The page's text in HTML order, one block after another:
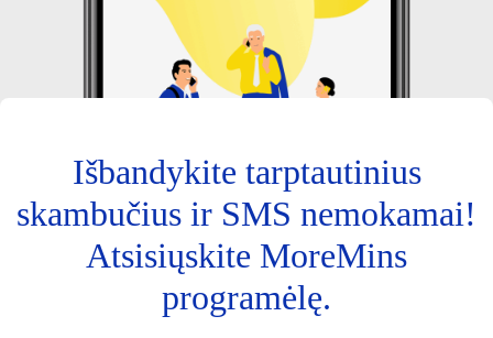
Išbandykite tarptautinius
skambučius ir SMS nemokamai!
Atsisiųskite MoreMins
programėlę.